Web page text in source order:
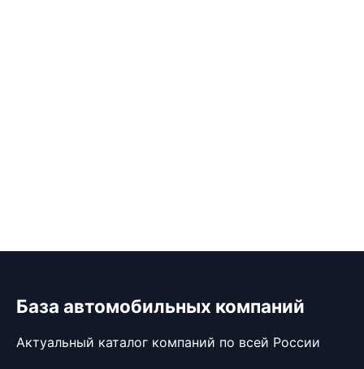
База автомобильных компаний
Актуальный каталог компаний по всей России